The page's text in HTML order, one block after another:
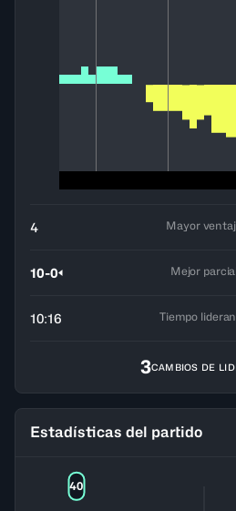
4 Mayor
10-0 Mejor
10:16 Tiempo
3CAMBIOS DE
Estadísticas del partido
40